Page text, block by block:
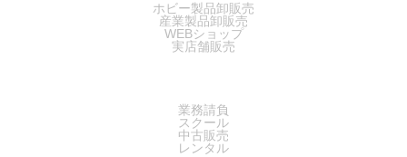
ホビー製品卸販売
産業製品卸販売
WEBショップ
実店舗販売
業務請負
スクール
中古販売
レンタル